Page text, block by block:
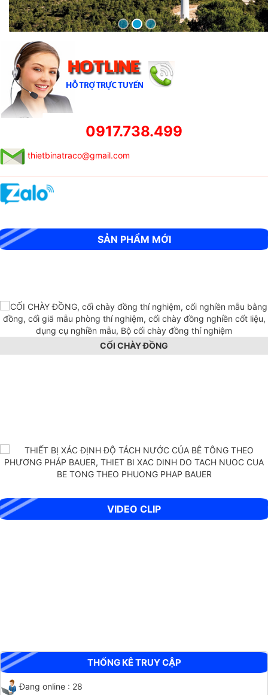
0917.738.499
thietbinatraco@gmail.com
SẢN PHẨM MỚI
CỐI CHÀY ĐỒNG
THIẾT BỊ XÁC ĐỊNH ĐỘ TÁCH NƯỚC CỦA BÊ TÔNG THEO PHƯƠNG
VIDEO CLIP
THỐNG KÊ TRUY CẬP
Đang online : 28